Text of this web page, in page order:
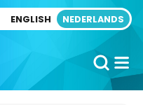
ENGLISH NEDERLANDS